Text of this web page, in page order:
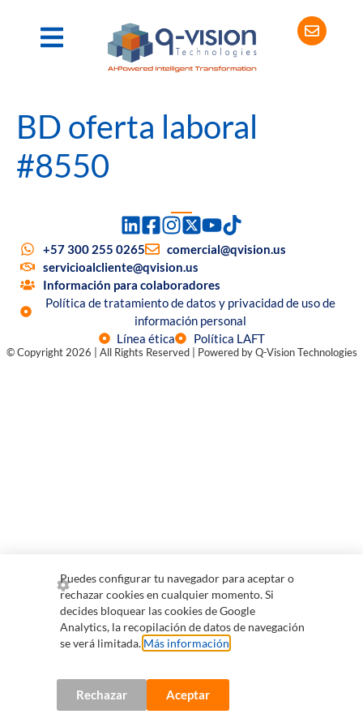
BD oferta laboral
#8550
+57 300 255 0265
comercial@qvision.us
servicioalcliente@qvision.us
Información para colaboradores
Política de tratamiento de datos y privacidad de uso de
información personal
Línea ética
Política LAFT
© Copyright 2026 | All Rights Reserved | Powered by Q-Vision Technologies
Puedes configurar tu navegador para aceptar o
rechazar cookies en cualquier momento. Si
decides bloquear las cookies de Google
Analytics, la recopilación de datos de navegación
se verá limitada. Más información
Rechazar Aceptar